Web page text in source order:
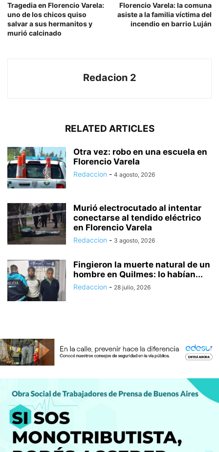
Tragedia en Florencio Varela:
uno de los chicos quiso
salvar a sus hermanitos y
murió calcinado
Florencio Varela: la comuna
asiste a la familia víctima del
incendio en barrio Luján
Redacion 2
RELATED ARTICLES
Otra vez: robo en una escuela en
Florencio Varela
Redaccion - 4 agosto, 2026
Murió electrocutado al intentar
conectarse al tendido eléctrico
en Florencio Varela
Redaccion - 3 agosto, 2026
Fingieron la muerte natural de un
hombre en Quilmes: lo habían...
Redaccion - 28 julio, 2026